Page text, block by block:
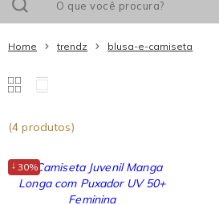
Home trendz blusa-e-camiseta
(4 produtos)
↓ 30%